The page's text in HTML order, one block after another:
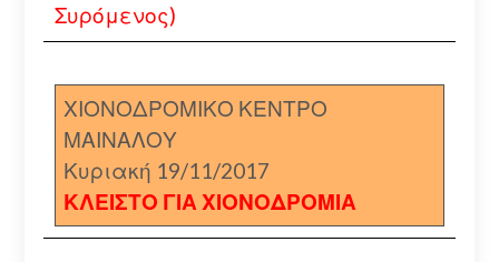
Συρόμενος)
ΧΙΟΝΟΔΡΟΜΙΚΟ ΚΕΝΤΡΟ
ΜΑΙΝΑΛΟΥ
Κυριακή 19/11/2017
ΚΛΕΙΣΤΟ ΓΙΑ ΧΙΟΝΟΔΡΟΜΙΑ